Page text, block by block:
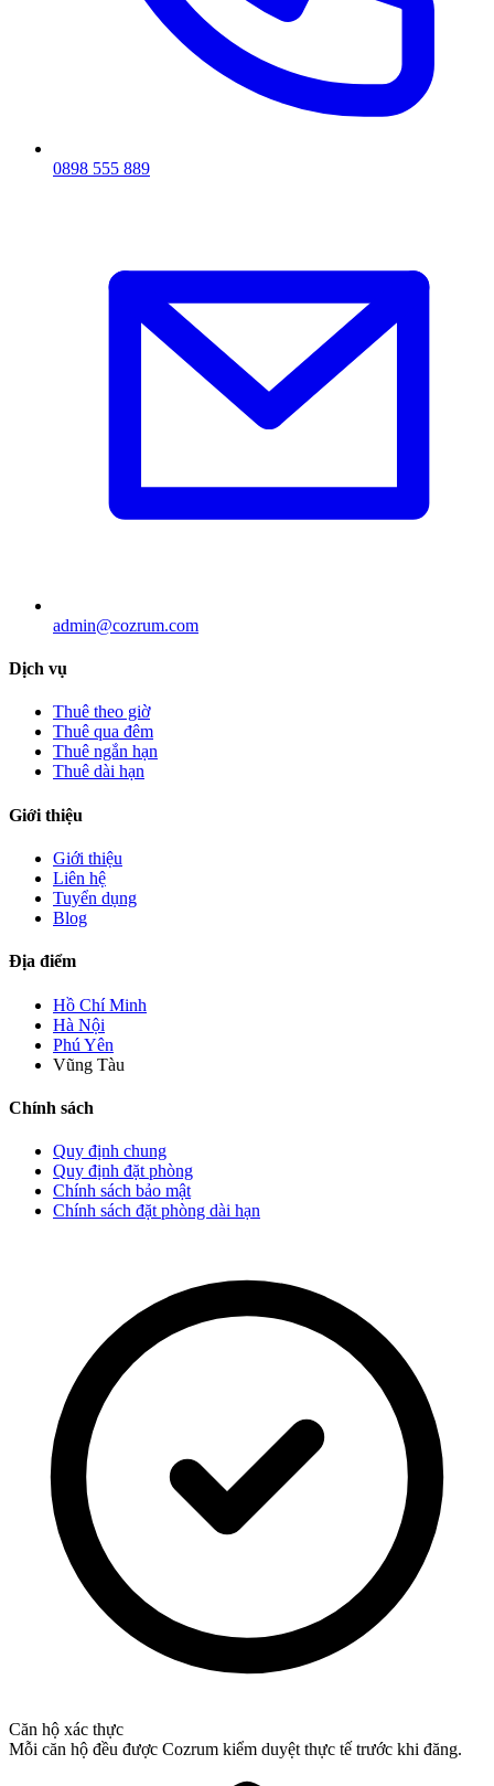
0898 555 889
admin@cozrum.com
Dịch vụ
Thuê theo giờ
Thuê qua đêm
Thuê ngắn hạn
Thuê dài hạn
Giới thiệu
Giới thiệu
Liên hệ
Tuyển dụng
Blog
Địa điểm
Hồ Chí Minh
Hà Nội
Phú Yên
Vũng Tàu
Chính sách
Quy định chung
Quy định đặt phòng
Chính sách bảo mật
Chính sách đặt phòng dài hạn
Căn hộ xác thực
Mỗi căn hộ đều được Cozrum kiểm duyệt thực tế trước khi đăng.